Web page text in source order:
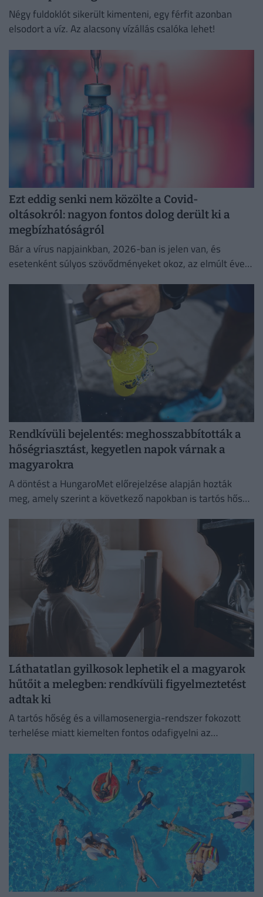
Négy fuldoklót sikerült kimenteni, egy férfit azonban
elsodort a víz. Az alacsony vízállás csalóka lehet!
Ezt eddig senki nem közölte a Covid-
oltásokról: nagyon fontos dolog derült ki a
megbízhatóságról
Bár a vírus napjainkban, 2026-ban is jelen van, és
esetenként súlyos szövődményeket okoz, az elmúlt évek
biztonságosságát.
Rendkívüli bejelentés: meghosszabbították a
hőségriasztást, kegyetlen napok várnak a
magyarokra
A döntést a HungaroMet előrejelzése alapján hozták
meg, amely szerint a következő napokban is tartós hőség
Láthatatlan gyilkosok lephetik el a magyarok
hűtőit a melegben: rendkívüli figyelmeztetést
adtak ki
A tartós hőség és a villamosenergia-rendszer fokozott
terhelése miatt kiemelten fontos odafigyelni az